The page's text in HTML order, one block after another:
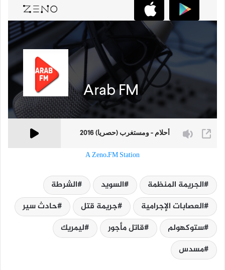
A Zeno.FM Station
الجريمة المنظمة السويد
الشرطة
العصابات الإجرامية
جريمة قتل
حادث سير
ستوكهولم
قاتل مأجور
ليمريك
مسدس